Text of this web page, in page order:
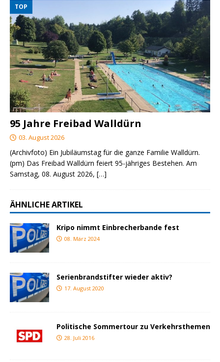
TOP
95 Jahre Freibad Walldürn
03. August 2026
(Archivfoto) Ein Jubiläumstag für die ganze Familie Walldürn.
(pm) Das Freibad Walldürn feiert 95-jähriges Bestehen. Am
Samstag, 08. August 2026, […]
ÄHNLICHE ARTIKEL
Kripo nimmt Einbrecherbande fest
08. März 2024
Serienbrandstifter wieder aktiv?
17. August 2020
Politische Sommertour zu Verkehrsthemen
28. Juli 2016